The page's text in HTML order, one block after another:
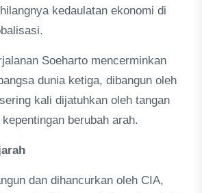
kedaulatan ekonomi di
Soeharto mencerminkan
dunia ketiga, dibangun oleh
kali dijatuhkan oleh tangan
berubah arah.
dan dihancurkan oleh CIA,